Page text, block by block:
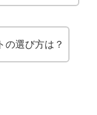
の選び方は？